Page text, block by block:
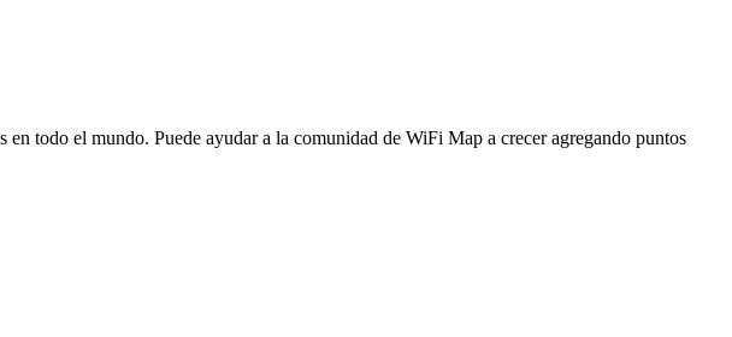
todo el mundo. Puede ayudar a la comunidad de WiFi Map a crecer agregando puntos